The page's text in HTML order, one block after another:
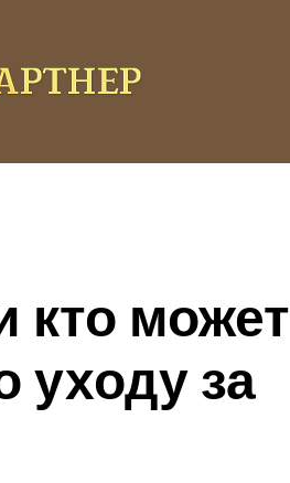
кто может
уходу за